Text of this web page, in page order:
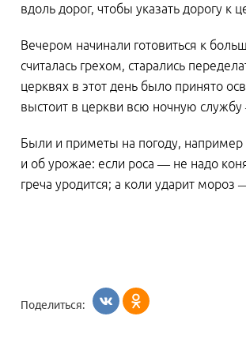
вдоль дорог, чтобы указать дорогу к
Вечером начинали готовиться к
считалась грехом, старались
церквях в этот день было принято
выстоит в церкви всю ночную
Были и приметы на погоду, например
и об урожае: если роса — не надо
греча уродится; а коли ударит мороз
Поделиться: